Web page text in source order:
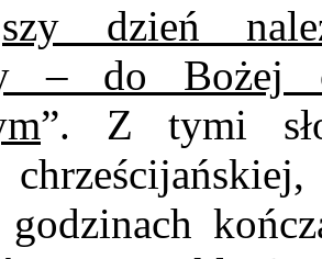
dzień
– do Bożej
”. Z tymi
godzinach